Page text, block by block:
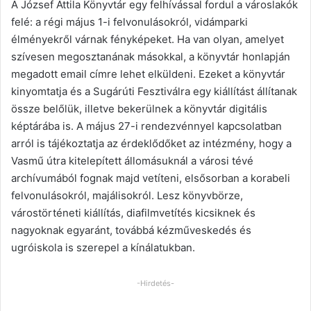
A József Attila Könyvtár egy felhívással fordul a városlakók
felé: a régi május 1-i felvonulásokról, vidámparki
élményekről várnak fényképeket. Ha van olyan, amelyet
szívesen megosztanának másokkal, a könyvtár honlapján
megadott email címre lehet elküldeni. Ezeket a könyvtár
kinyomtatja és a Sugárúti Fesztiválra egy kiállítást állítanak
össze belőlük, illetve bekerülnek a könyvtár digitális
képtárába is. A május 27-i rendezvénnyel kapcsolatban
arról is tájékoztatja az érdeklődőket az intézmény, hogy a
Vasmű útra kitelepített állomásuknál a városi tévé
archívumából fognak majd vetíteni, elsősorban a korabeli
felvonulásokról, majálisokról. Lesz könyvbörze,
várostörténeti kiállítás, diafilmvetítés kicsiknek és
nagyoknak egyaránt, továbbá kézműveskedés és
ugróiskola is szerepel a kínálatukban.
-Hirdetés-